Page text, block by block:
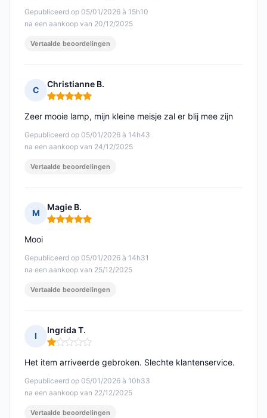
Gepubliceerd op 05/01/2026 à 15h10
na een aankoop van 20/12/2025
Vertaalde beoordelingen
C
Christianne B.
Opmerking: 5 van 5
Gepubliceerd op 05/01/2026 à 14h43
na een aankoop van 24/12/2025
Zeer mooie lamp, mijn kleine meisje zal er blij mee zijn
Vertaalde beoordelingen
M
Magie B.
Opmerking: 5 van 5
Gepubliceerd op 05/01/2026 à 14h31
na een aankoop van 25/12/2025
Mooi
Vertaalde beoordelingen
I
Ingrida T.
Opmerking: 1 van 5
Gepubliceerd op 05/01/2026 à 10h33
na een aankoop van 22/12/2025
Het item arriveerde gebroken. Slechte klantenservice.
Vertaalde beoordelingen